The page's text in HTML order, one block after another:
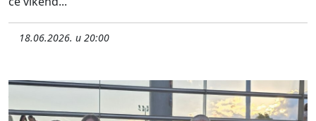
18.06.2026. u 20:00